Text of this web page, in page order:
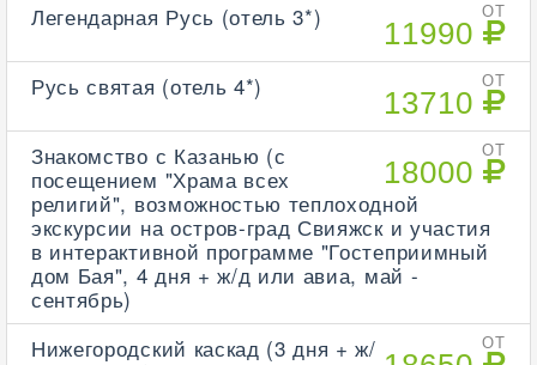
ОТ
11990
Легендарная Русь (отель 3*)
ОТ
13710
Русь святая (отель 4*)
ОТ
18000
Знакомство с Казанью (с
посещением "Храма всех
религий", возможностью теплоходной
экскурсии на остров-град Свияжск и участия
в интерактивной программе "Гостеприимный
дом Бая", 4 дня + ж/д или авиа, май -
сентябрь)
ОТ
Нижегородский каскад (3 дня + ж/